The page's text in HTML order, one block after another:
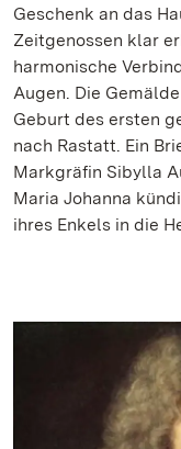
Geschenk an das
Zeitgenossen klar
harmonische
Augen. Die
Geburt des ersten
nach Rastatt. Ein
Markgräfin Sibylla
Maria Johanna
ihres Enkels in die